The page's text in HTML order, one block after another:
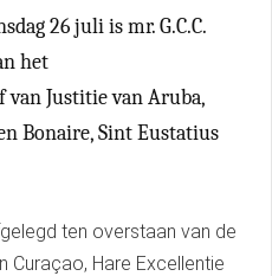
26 juli is mr. G.C.C.
het
van Justitie van Aruba,
Bonaire, Sint Eustatius
ten overstaan van de
Curaçao, Hare Excellentie